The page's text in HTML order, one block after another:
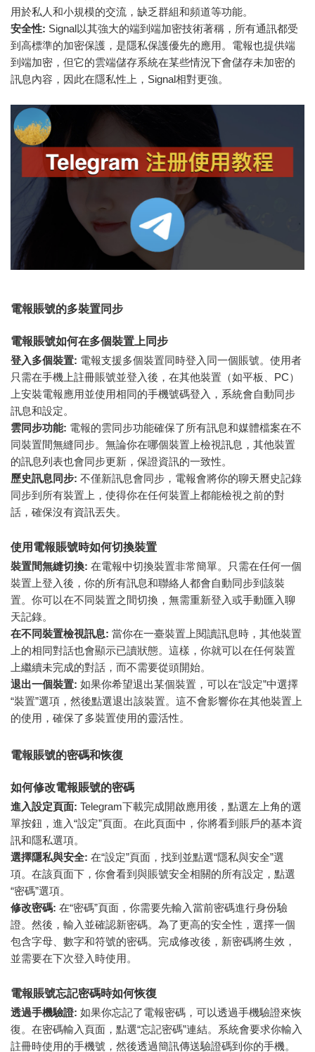
用於私人和小規模的交流，缺乏群組和頻道等功能。
安全性: Signal以其強大的端到端加密技術著稱，所有通訊都受
到高標準的加密保護，是隱私保護優先的應用。電報也提供端
到端加密，但它的雲端儲存系統在某些情況下會儲存未加密的
訊息內容，因此在隱私性上，Signal相對更強。
電報賬號的多裝置同步
電報賬號如何在多個裝置上同步
登入多個裝置: 電報支援多個裝置同時登入同一個賬號。使用者
只需在手機上註冊賬號並登入後，在其他裝置（如平板、PC）
上安裝電報應用並使用相同的手機號碼登入，系統會自動同步
訊息和設定。
雲同步功能: 電報的雲同步功能確保了所有訊息和媒體檔案在不
同裝置間無縫同步。無論你在哪個裝置上檢視訊息，其他裝置
的訊息列表也會同步更新，保證資訊的一致性。
歷史訊息同步: 不僅新訊息會同步，電報會將你的聊天曆史記錄
同步到所有裝置上，使得你在任何裝置上都能檢視之前的對
話，確保沒有資訊丟失。
使用電報賬號時如何切換裝置
裝置間無縫切換: 在電報中切換裝置非常簡單。只需在任何一個
裝置上登入後，你的所有訊息和聯絡人都會自動同步到該裝
置。你可以在不同裝置之間切換，無需重新登入或手動匯入聊
天記錄。
在不同裝置檢視訊息: 當你在一臺裝置上閱讀訊息時，其他裝置
上的相同對話也會顯示已讀狀態。這樣，你就可以在任何裝置
上繼續未完成的對話，而不需要從頭開始。
退出一個裝置: 如果你希望退出某個裝置，可以在“設定”中選擇
“裝置”選項，然後點選退出該裝置。這不會影響你在其他裝置上
的使用，確保了多裝置使用的靈活性。
電報賬號的密碼和恢復
如何修改電報賬號的密碼
進入設定頁面: Telegram下載完成開啟應用後，點選左上角的選
單按鈕，進入“設定”頁面。在此頁面中，你將看到賬戶的基本資
訊和隱私選項。
選擇隱私與安全: 在“設定”頁面，找到並點選“隱私與安全”選
項。在該頁面下，你會看到與賬號安全相關的所有設定，點選
“密碼”選項。
修改密碼: 在“密碼”頁面，你需要先輸入當前密碼進行身份驗
證。然後，輸入並確認新密碼。為了更高的安全性，選擇一個
包含字母、數字和符號的密碼。完成修改後，新密碼將生效，
並需要在下次登入時使用。
電報賬號忘記密碼時如何恢復
透過手機驗證: 如果你忘記了電報密碼，可以透過手機驗證來恢
復。在密碼輸入頁面，點選“忘記密碼”連結。系統會要求你輸入
註冊時使用的手機號，然後透過簡訊傳送驗證碼到你的手機。